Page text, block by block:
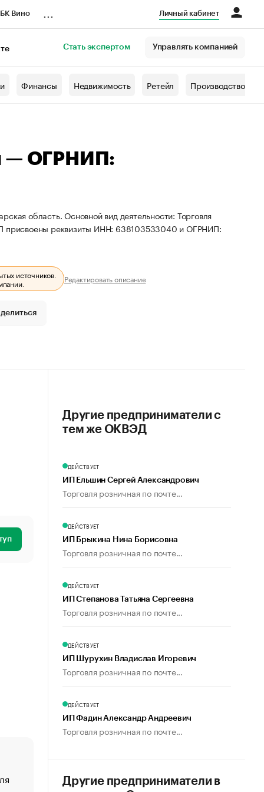
Вино Личный кабинет
Стать экспертом Управлять компанией
Финансы Недвижимость Ретейл Производство
— ОГРНИП:
область. Основной вид деятельности: Торговля
присвоены реквизиты ИНН: 638103533040 и ОГРНИП:
источников.
Редактировать описание
«От спорта тело стареет иначе». Как живет глава
Другие предприниматели с
тем же ОКВЭД
ДЕЙСТВУЕТ
ИП Ельшин Сергей Александрович
Торговля розничная по почте...
ДЕЙСТВУЕТ
ИП Брыкина Нина Борисовна
Торговля розничная по почте...
ДЕЙСТВУЕТ
ИП Степанова Татьяна Сергеевна
Торговля розничная по почте...
ДЕЙСТВУЕТ
ИП Шурухин Владислав Игоревич
Торговля розничная по почте...
ДЕЙСТВУЕТ
ИП Фадин Александр Андреевич
Торговля розничная по почте...
Другие предприниматели в